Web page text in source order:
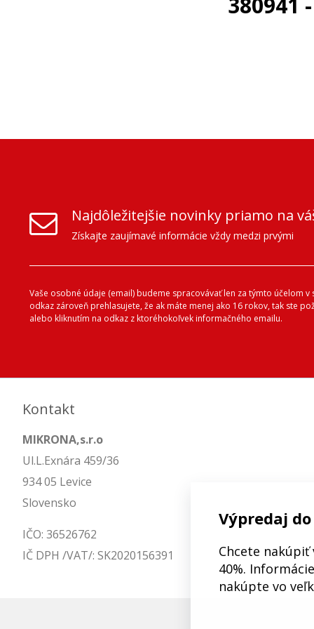
Najdôležitejšie novinky priamo na
Získajte zaujímavé informácie vždy medzi prvými
Vaše osobné údaje (email) budeme spracovávať len za týmto účelom
odkaz zároveň prehlasujete, že ak máte menej ako 16 rokov, tak ste
alebo kliknutím na odkaz z ktoréhokoľvek informačného emailu.
Kontakt
MIKRONA,s.r.o
Ul.L.Exnára 459/36
934 05 Levice
Slovensko
IČO: 36526762
IČ DPH /VAT/: SK2020156391
Výpredaj
Chcete nakúpiť
40%.
nakúpte vo